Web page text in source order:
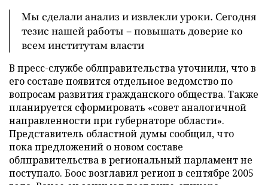
Мы сделали анализ и извлекли уроки. Сегодня
тезис нашей работы – повышать доверие ко
всем институтам власти
В пресс-службе облправительства уточнили, что в
его составе появится отдельное ведомство по
вопросам развития гражданского общества. Также
планируется сформировать «совет аналогичной
направленности при губернаторе области».
Представитель областной думы сообщил, что
пока предложений о новом составе
облправительства в региональный парламент не
поступало. Боос возглавил регион в сентябре 2005